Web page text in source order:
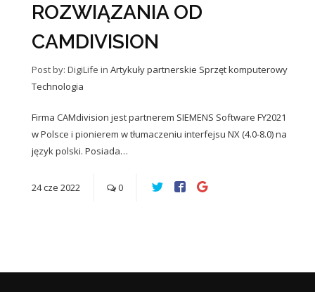
ROZWIĄZANIA OD
CAMDIVISION
Post by: DigiLife in Artykuły partnerskie Sprzęt komputerowy
Technologia
Firma CAMdivision jest partnerem SIEMENS Software FY2021
w Polsce i pionierem w tłumaczeniu interfejsu NX (4.0-8.0) na
język polski. Posiada…
24cze 2022 0